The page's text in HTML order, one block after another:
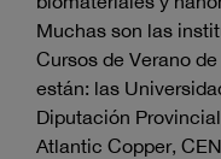
Muchas son las
Cursos de Verano
están: las
Diputación
Atlantic Copper,